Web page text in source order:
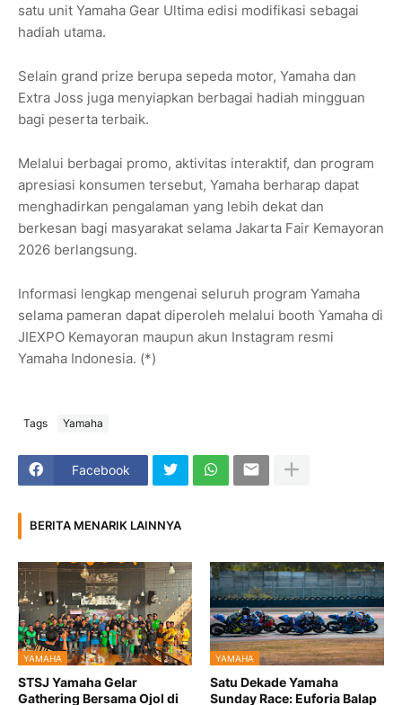
satu unit Yamaha Gear Ultima edisi modifikasi sebagai
hadiah utama.
Selain grand prize berupa sepeda motor, Yamaha dan
Extra Joss juga menyiapkan berbagai hadiah mingguan
bagi peserta terbaik.
Melalui berbagai promo, aktivitas interaktif, dan program
apresiasi konsumen tersebut, Yamaha berharap dapat
menghadirkan pengalaman yang lebih dekat dan
berkesan bagi masyarakat selama Jakarta Fair Kemayoran
2026 berlangsung.
Informasi lengkap mengenai seluruh program Yamaha
selama pameran dapat diperoleh melalui booth Yamaha di
JIEXPO Kemayoran maupun akun Instagram resmi
Yamaha Indonesia. (*)
Tags Yamaha
Facebook
BERITA MENARIK LAINNYA
YAMAHA
STSJ Yamaha Gelar
Gathering Bersama Ojol di
YAMAHA
Satu Dekade Yamaha
Sunday Race: Euforia Balap